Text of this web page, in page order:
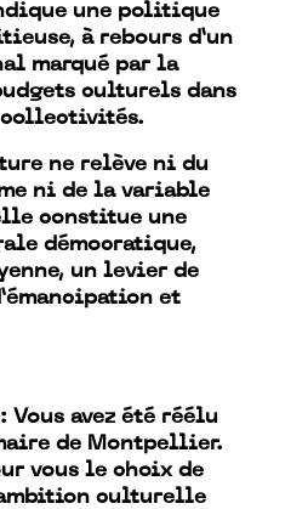
une politique
à rebours d’un
marqué par la
culturels dans
collectivités.
ne relève ni du
ni de la variable
constitue une
démocratique,
un levier de
et
Vous avez été réélu
de Montpellier.
vous le choix de
culturelle